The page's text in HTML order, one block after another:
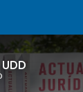
UDD